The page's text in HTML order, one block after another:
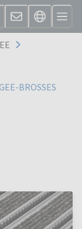
BROSSES